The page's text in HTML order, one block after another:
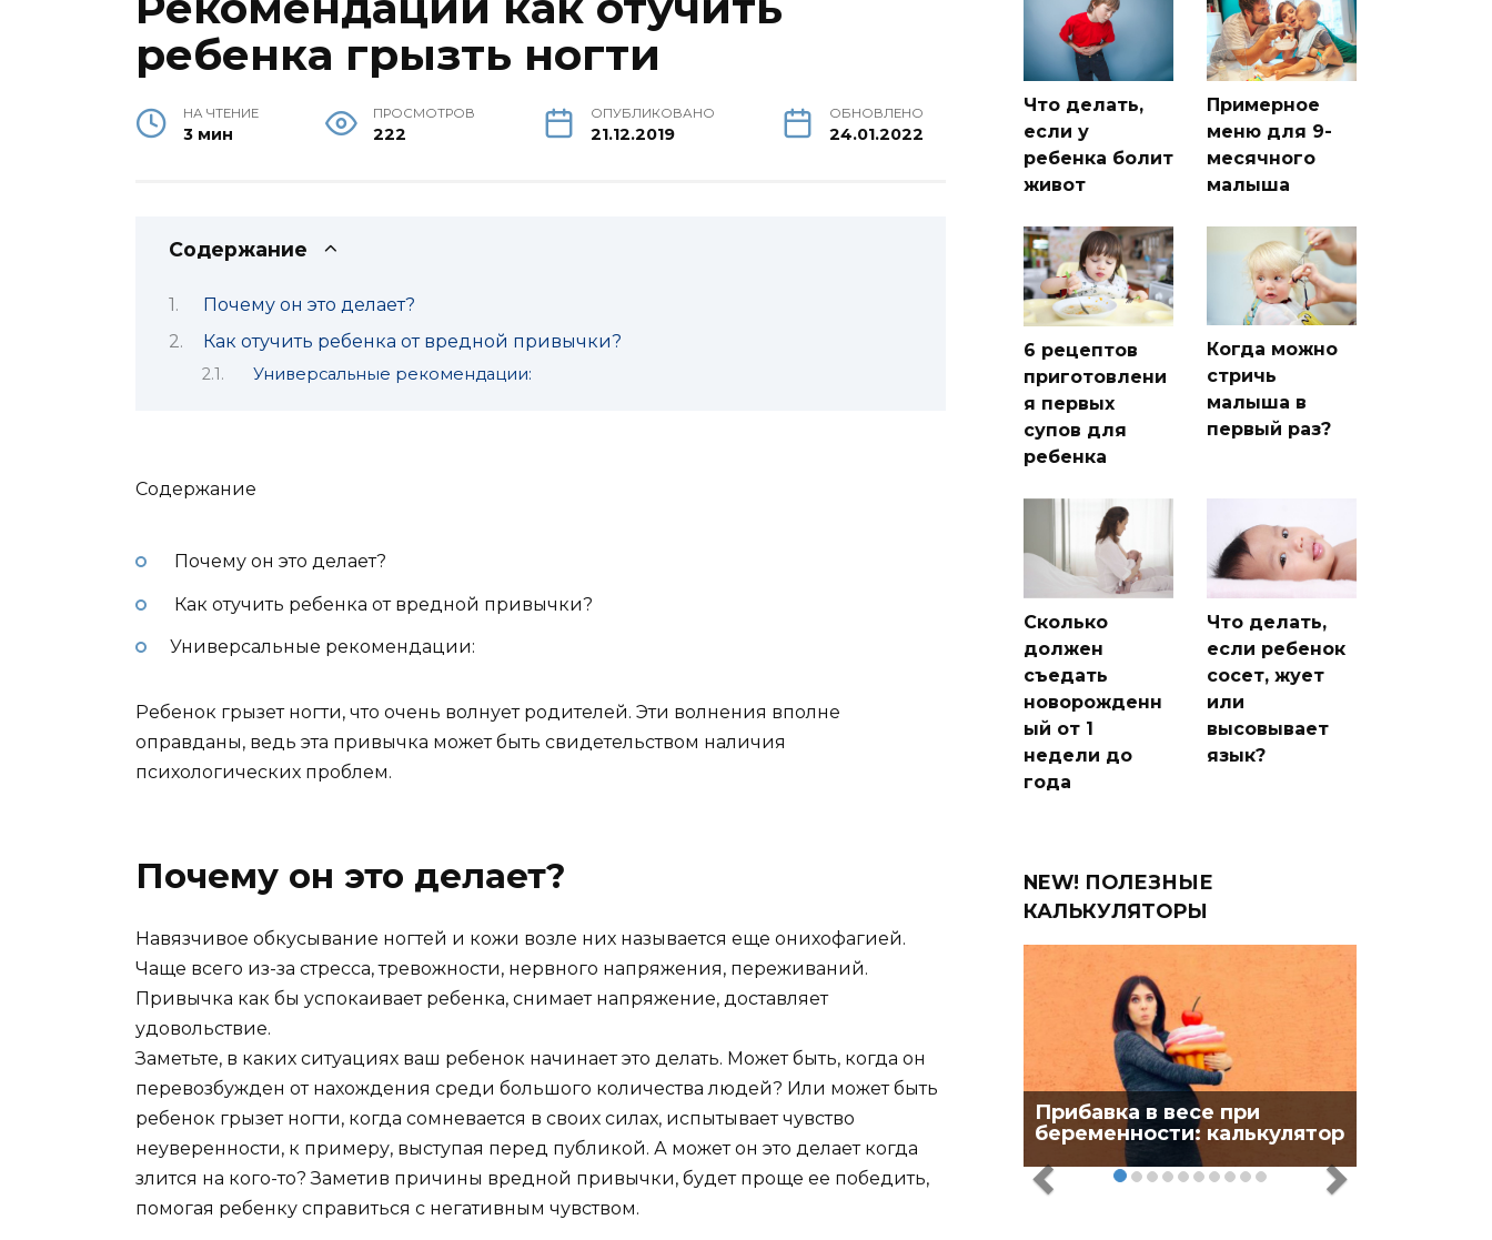
ребенка грызть ногти
НА ЧТЕНИЕ
3 мин
ПРОСМОТРОВ
222
ОПУБЛИКОВАНО
21.12.2019
ОБНОВЛЕНО
24.01.2022
Содержание
Почему он это делает?
Как отучить ребенка от вредной привычки?
Универсальные рекомендации:
Содержание
Почему он это делает?
Как отучить ребенка от вредной привычки?
Универсальные рекомендации:
Ребенок грызет ногти, что очень волнует родителей. Эти волнения вполне
оправданы, ведь эта привычка может быть свидетельством наличия
психологических проблем.
Почему он это делает?
Навязчивое обкусывание ногтей и кожи возле них называется еще онихофагией.
Чаще всего из-за стресса, тревожности, нервного напряжения, переживаний.
Привычка как бы успокаивает ребенка, снимает напряжение, доставляет
удовольствие.
Заметьте, в каких ситуациях ваш ребенок начинает это делать. Может быть, когда он
перевозбужден от нахождения среди большого количества людей? Или может быть
ребенок грызет ногти, когда сомневается в своих силах, испытывает чувство
неуверенности, к примеру, выступая перед публикой. А может он это делает когда
злится на кого-то? Заметив причины вредной привычки, будет проще ее победить,
помогая ребенку справиться с негативным чувством.
Что делать,
если у
ребенка болит
живот
Примерное
меню для 9-
месячного
малыша
6 рецептов
приготовлени
я первых
супов для
ребенка
Когда можно
стричь
малыша в
первый раз?
Сколько
должен
съедать
новорожденн
ый от 1
недели до
года
Что делать,
если ребенок
сосет, жует
или
высовывает
язык?
NEW! ПОЛЕЗНЫЕ
КАЛЬКУЛЯТОРЫ
Прибавка в весе при
беременности: калькулятор